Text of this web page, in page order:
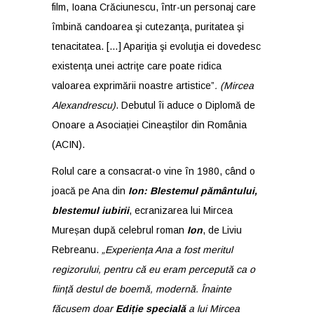
film, Ioana Crăciunescu, într-un personaj care
îmbină candoarea şi cutezanţa, puritatea şi
tenacitatea. […] Apariţia şi evoluţia ei dove­desc
existenţa unei actriţe care poate ridica
valoarea exprimării noastre artistice”. (Mircea
Alexandrescu). Debutul îi aduce o Diplomă de
Onoare a Asociației Cineaștilor din România
(ACIN).
Rolul care a consacrat-o vine în 1980, când o
joacă pe Ana din Ion: Blestemul pământului,
blestemul iubirii, ecranizarea lui Mircea
Mureșan după celebrul roman Ion, de Liviu
Rebreanu. „Experiența Ana a fost meritul
regizorului, pentru că eu eram percepută ca o
ființă destul de boemă, modernă. Înainte
făcusem doarEdiție specialăa lui Mircea